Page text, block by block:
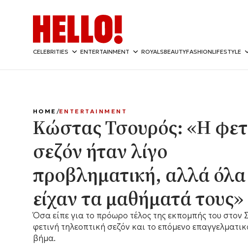
CELEBRITIES ENTERTAINMENT ROYALSBEAUTYFASHIONLIFESTYLE
HOME ENTERTAINMENT
Κώστας Τσουρός: «Η
σεζόν ήταν λίγο
προβληματική, αλλά όλα
είχαν τα μαθήματά τους»
Όσα είπε για το πρόωρο τέλος της εκπομπής του στον
φετινή τηλεοπτική σεζόν και το επόμενο
βήμα.